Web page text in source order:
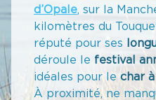
d’Opale, sur la
kilomètres du
réputé pour ses
déroule le festival
idéales pour le char
À proximité, ne